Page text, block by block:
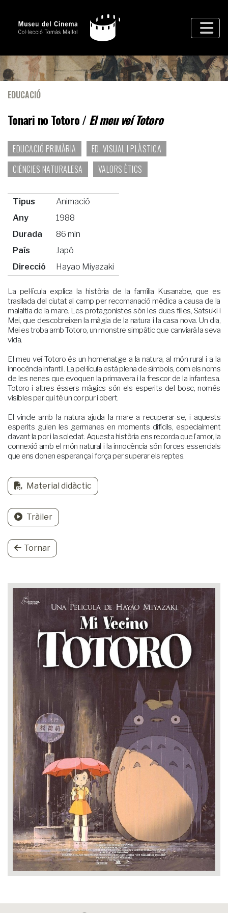
EDUCACIÓ
Tonari no Totoro /El meu veí Totoro
EDUCACIÓ PRIMÀRIA
ED. VISUAL I PLÀSTICA
CIÈNCIES NATURALESA
VALORS ÈTICS
Tipus
Animació
Any
1988
Durada
86 min
País
Japó
Direcció
Hayao Miyazaki
La pel·lícula explica la història de la família Kusanabe, que es
trasllada del ciutat al camp per recomanació mèdica a causa de la
malaltia de la mare. Les protagonistes són les dues filles, Satsuki i
Mei, que descobreixen la màgia de la natura i la casa nova. Un dia,
Mei es troba amb Totoro, un monstre simpàtic que canviarà la seva
vida.
El meu veí Totoro és un homenatge a la natura, al món rural i a la
innocència infantil. La pel·lícula està plena de símbols, com els noms
de les nenes que evoquen la primavera i la frescor de la infantesa.
Totoro i altres éssers màgics són els esperits del bosc, només
visibles per qui té un cor pur i obert.
El vincle amb la natura ajuda la mare a recuperar-se, i aquests
esperits guien les germanes en moments difícils, especialment
davant la por i la soledat. Aquesta història ens recorda que l’amor, la
connexió amb el món natural i la innocència són forces essencials
que ens donen esperança i força per superar els reptes.
Material didàctic
Tràiler
Tornar